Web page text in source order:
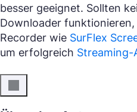
besser geeignet. Sollten
Downloader
Recorder wie SurFlex
um erfolgreich Streaming-